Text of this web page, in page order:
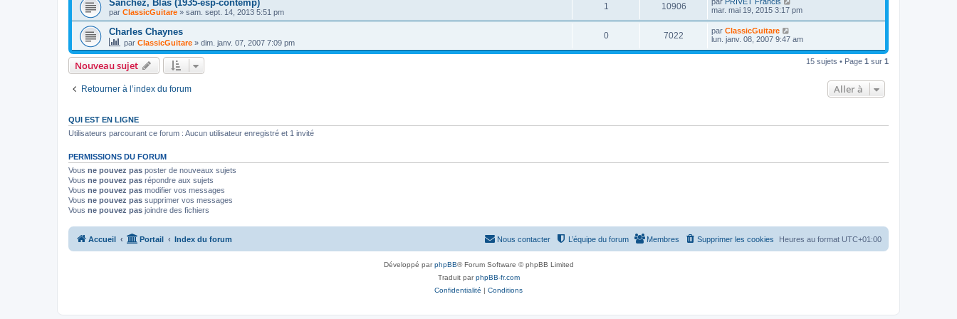
s
a
g
e
n
s
s
m
e
s
s
a
g
e
o
n
i
e
r
m
e
s
s
Sanchez, Blas (1935-esp-contemp)
par ClassicGuitare » sam. sept. 14, 2013 5:51 pm
1
é
10906V
u
e
i
e
r
mar. mai 19, 2015 3:17 pm
Charles Chaynes
par ClassicGuitare » dim. janv. 07, 2007 7:09 pm
0R
é
s
s
7022
u
D
e
n
a
par ClassicGuitare
lun. janv. 08, 2007 9:47 am
Nouveau sujet 15 sujets • Page 1 sur 1
Retourner à l’index du forum Aller à
QUI EST EN LIGNE
Utilisateurs parcourant ce forum : Aucun utilisateur enregistré et 1 invité
PERMISSIONS DU FORUM
Vous ne pouvez pas poster de nouveaux sujets
Vous ne pouvez pas répondre aux sujets
Vous ne pouvez pas modifier vos messages
Vous ne pouvez pas supprimer vos messages
Vous ne pouvez pas joindre des fichiers
Accueil Portail Index du forum Heures au format UTC+01:00
Supprimer les cookies
Membres
L’équipe du forum
Nous contacter
Développé parphpBB® Forum Software © phpBB Limited
Traduit parphpBB-fr.com
Confidentialité | Conditions